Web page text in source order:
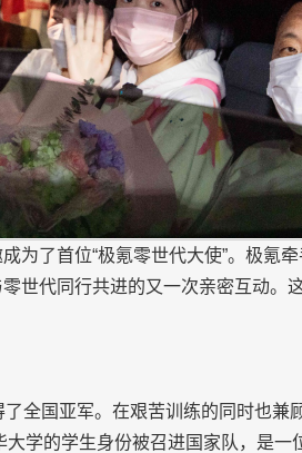
为了首位“极氪零世代大使”。极氪
世代同行共进的又一次亲密互动。
全国亚军。在艰苦训练的同时也兼
学的学生身份被召进国家队，是